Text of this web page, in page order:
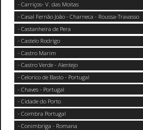
- Carriços- V. das Moitas
- Casal Fernão João - Charneca - Roussa-Travasso
- Castanheira de Pera
- Castelo Rodrigo
- Castro Marim
- Castro Verde - Alentejo
- Celorico de Basto - Portugal
- Chaves - Portugal
- Cidade do Porto
- Coimbra Portugal
- Conimbriga - Romana